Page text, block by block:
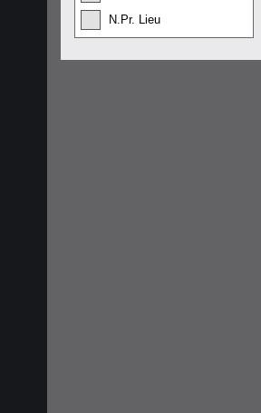
N.Pr. Lieu